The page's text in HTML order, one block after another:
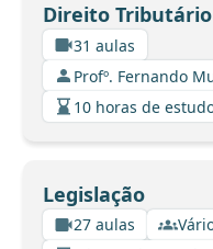
Direito Tributário
31 aulas
Profº. Fernando
10 horas de
Legislação
27 aulas